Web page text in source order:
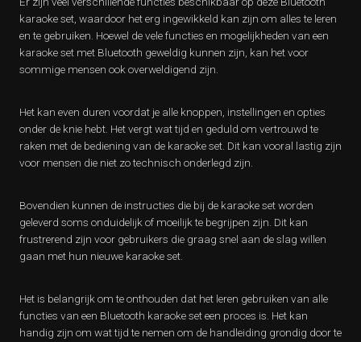
karaoke set, waardoor het erg ingewikkeld kan zijn om alles te leren
en te gebruiken. Hoewel de vele functies en mogelijkheden van een
karaoke set met Bluetooth geweldig kunnen zijn, kan het voor
sommige mensen ook overweldigend zijn.
Het kan even duren voordat je alle knoppen, instellingen en opties
onder de knie hebt. Het vergt wat tijd en geduld om vertrouwd te
raken met de bediening van de karaoke set. Dit kan vooral lastig zijn
voor mensen die niet zo technisch onderlegd zijn.
Bovendien kunnen de instructies die bij de karaoke set worden
geleverd soms onduidelijk of moeilijk te begrijpen zijn. Dit kan
frustrerend zijn voor gebruikers die graag snel aan de slag willen
gaan met hun nieuwe karaoke set.
Het is belangrijk om te onthouden dat het leren gebruiken van alle
functies van een Bluetooth karaoke set een proces is. Het kan
handig zijn om wat tijd te nemen om de handleiding grondig door te